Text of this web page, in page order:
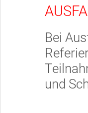
Bei
und